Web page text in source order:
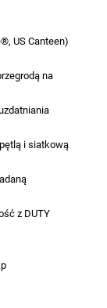
US Canteen)
na
i siatkową
z DUTY